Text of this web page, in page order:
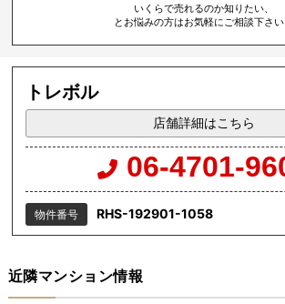
いくらで売れるのか知りたい、
とお悩みの方はお気軽にご相談下さい
トレボル
店舗詳細はこちら
06-4701-
物件番号 RHS-192901-1058
近隣マンション情報